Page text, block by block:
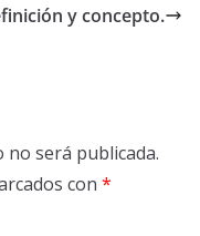
y concepto.
será publicada.
con *